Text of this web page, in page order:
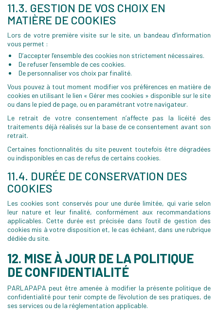
11.3. GESTION DE VOS CHOIX EN
MATIÈRE DE COOKIES
Lors de votre première visite sur le site, un bandeau d’information
vous permet :
D’accepter l’ensemble des cookies non strictement nécessaires.
De refuser l’ensemble de ces cookies.
De personnaliser vos choix par finalité.
Vous pouvez à tout moment modifier vos préférences en matière de
cookies en utilisant le lien « Gérer mes cookies » disponible sur le site
ou dans le pied de page, ou en paramétrant votre navigateur.
Le retrait de votre consentement n’affecte pas la licéité des
traitements déjà réalisés sur la base de ce consentement avant son
retrait.
Certaines fonctionnalités du site peuvent toutefois être dégradées
ou indisponibles en cas de refus de certains cookies.
11.4. DURÉE DE CONSERVATION DES
COOKIES
Les cookies sont conservés pour une durée limitée, qui varie selon
leur nature et leur finalité, conformément aux recommandations
applicables. Cette durée est précisée dans l’outil de gestion des
cookies mis à votre disposition et, le cas échéant, dans une rubrique
dédiée du site.
12. MISE À JOUR DE LA POLITIQUE
DE CONFIDENTIALITÉ
PARLAPAPA peut être amenée à modifier la présente politique de
confidentialité pour tenir compte de l’évolution de ses pratiques, de
ses services ou de la réglementation applicable.